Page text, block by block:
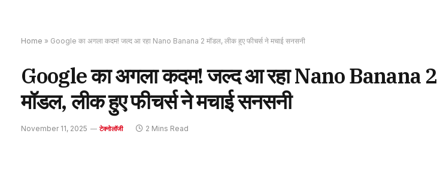
Home » Google का अगला कदम! जल्द आ रहा Nano Banana 2 मॉडल, लीक हुए फीचर्स ने मचाई सनसनी
Google का अगला कदम! जल्द आ रहा Nano Banana 2
मॉडल, लीक हुए फीचर्स ने मचाई सनसनी
November 11, 2025 टेक्नोलॉजी 2 Mins Read